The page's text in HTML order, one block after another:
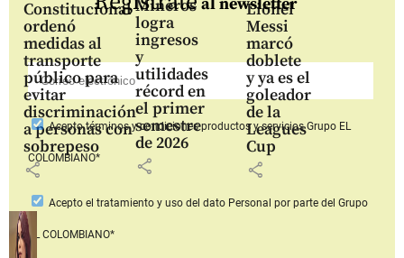
Constitucional
ordenó
medidas al
transporte
público para
evitar
discriminación
a personas con
sobrepeso
share
Mineros
logra
ingresos
y
utilidades
récord en
el primer
semestre
de 2026
share
Lionel
Messi
marcó
doblete
y ya es el
goleador
de la
Leagues
Cup
share
Aceptotérminos y condiciones productos y serviciosGrupo EL
COLOMBIANO*
Acepto el tratamiento y uso del dato Personal por parte del Grupo
EL COLOMBIANO*